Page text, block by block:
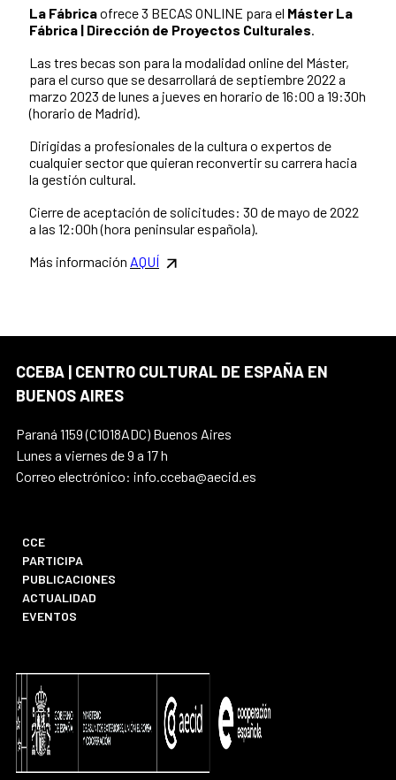
La Fábricaofrece 3 BECAS ONLINE para el Máster La
Fábrica | Dirección de Proyectos Culturales.
Las tres becas son para la modalidad online del Máster,
para el curso que se desarrollará de septiembre 2022 a
marzo 2023 de lunes a jueves en horario de 16:00 a 19:30h
(horario de Madrid).
Dirigidas a profesionales de la cultura o expertos de
cualquier sector que quieran reconvertir su carrera hacia
la gestión cultural.
Cierre de aceptación de solicitudes: 30 de mayo de 2022
a las 12:00h (hora peninsular española).
Más información AQUÍ
CCEBA | CENTRO CULTURAL DE ESPAÑA EN
BUENOS AIRES
Paraná 1159 (C1018ADC) Buenos Aires
Lunes a viernes de 9 a 17 h
Correo electrónico: info.cceba@aecid.es
CCE
PARTICIPA
PUBLICACIONES
ACTUALIDAD
EVENTOS